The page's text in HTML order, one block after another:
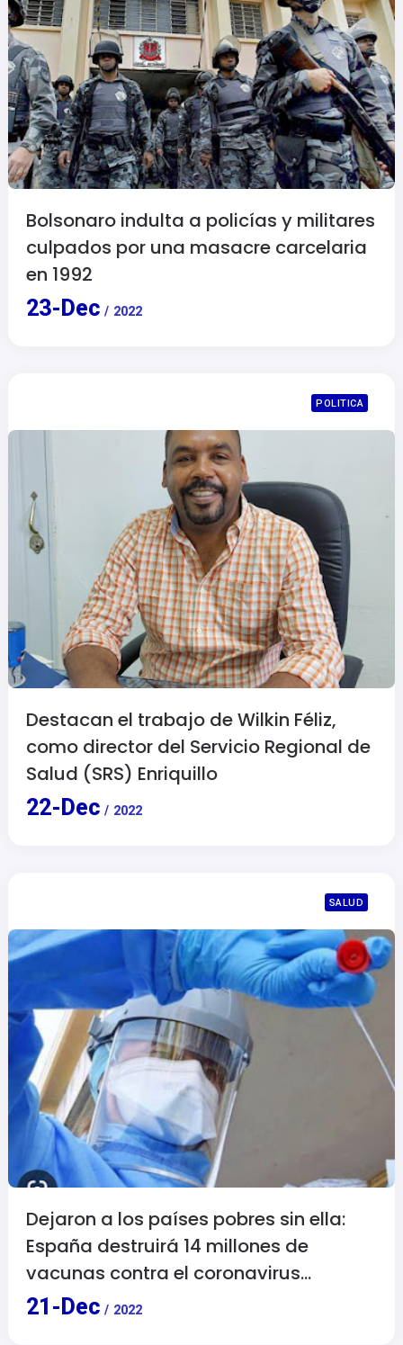
Bolsonaro indulta a policías y militares
culpados por una masacre carcelaria
en 1992
23- Dec / 2022
POLITICA
Destacan el trabajo de Wilkin Féliz,
como director del Servicio Regional de
Salud (SRS) Enriquillo
22- Dec / 2022
SALUD
Dejaron a los países pobres sin ella:
España destruirá 14 millones de
vacunas contra el coronavirus
caducadas.
21 - Dec / 2022